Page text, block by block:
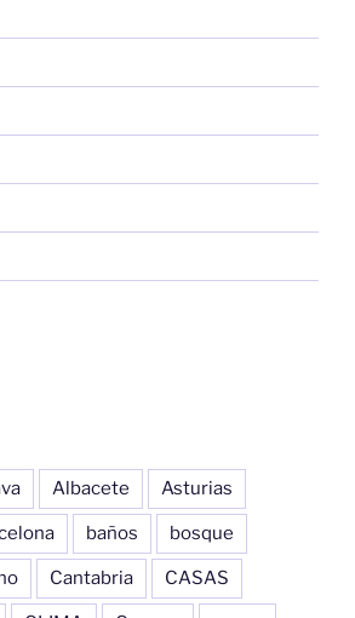
Albacete Asturias
baños bosque
Cantabria CASAS